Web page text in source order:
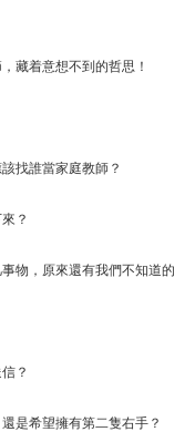
藏着意想不到的哲思！
找誰當家庭教師？
？
物，原來還有我們不知道的
？
是希望擁有第二隻右手？